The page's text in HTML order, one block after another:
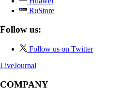
RuStore
Follow us:
Follow us on Twitter
LiveJournal
COMPANY